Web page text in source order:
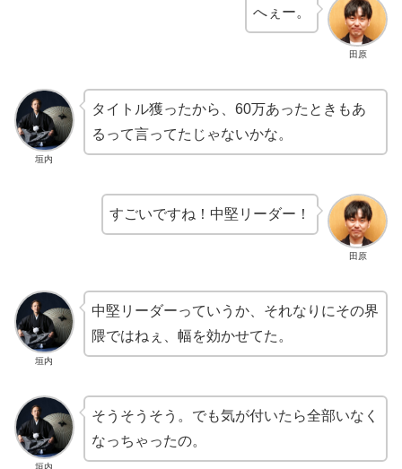
田原
へぇー。
垣内
タイトル獲ったから、60万あったときもあ
るって言ってたじゃないかな。
田原
すごいですね！中堅リーダー！
垣内
中堅リーダーっていうか、それなりにその界
隈ではねぇ、幅を効かせてた。
垣内
そうそうそう。でも気が付いたら全部いなく
なっちゃったの。